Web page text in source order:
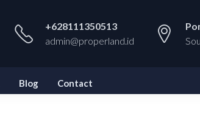
+628111350513
admin@properland.id
Blog Contact